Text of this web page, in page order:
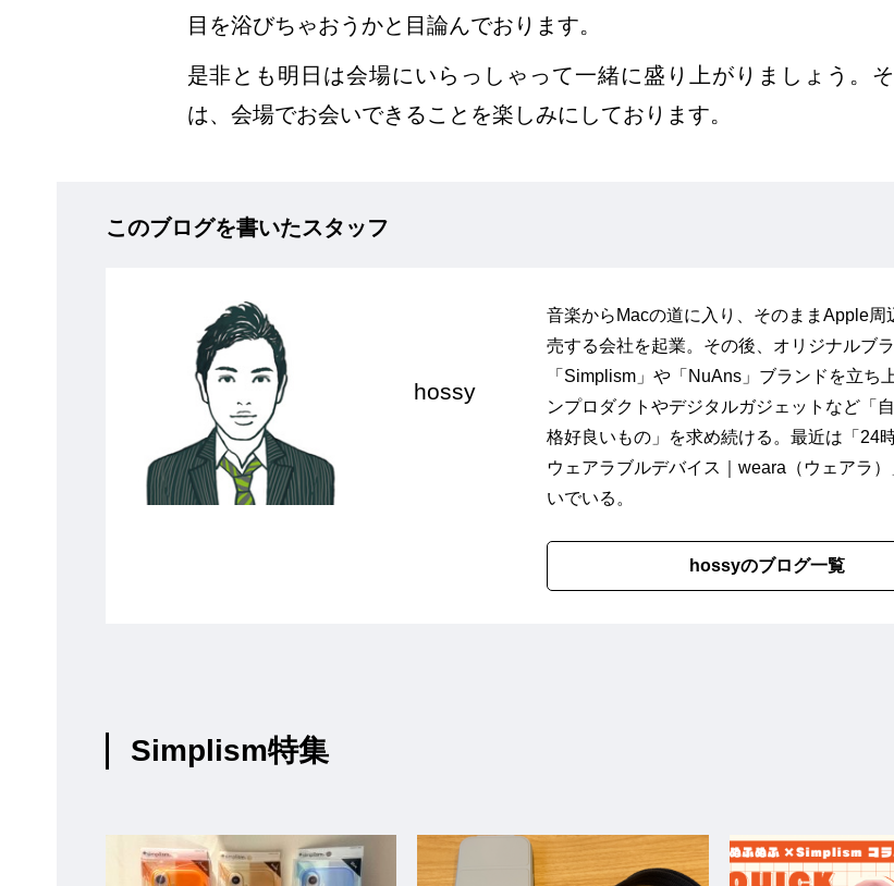
目を浴びちゃおうかと目論んでおります。
是非とも明日は会場にいらっしゃって一緒に盛り上がりましょう。
は、会場でお会いできることを楽しみにしております。
このブログを書いたスタッフ
hossy
音楽からMacの道に入り、そのままApple周
売する会社を起業。その後、オリジナルブ
「 Simplism 」や「 NuAns 」ブランドを立ち
ンプロダクトやデジタルガジェットなど「
格好良いもの」を求め続ける。最近は「 24
ウェアラブルデバイス｜weara（ウェアラ）
いでいる。
hossyのブログ一覧
Simplism特集